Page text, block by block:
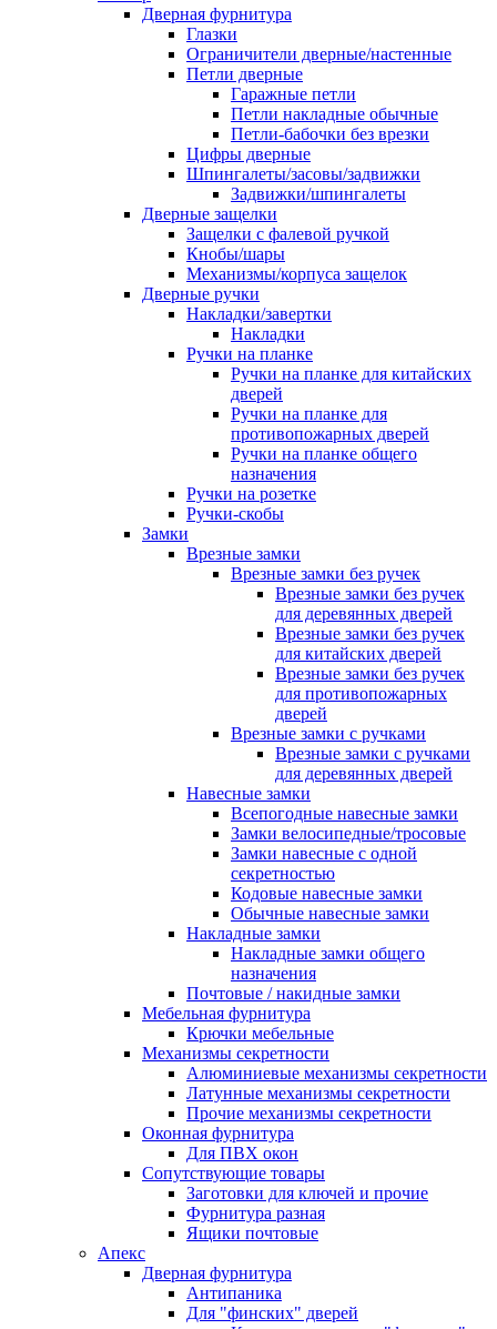
Дверная фурнитура
Глазки
Ограничители дверные/настенные
Петли дверные
Гаражные петли
Петли накладные обычные
Петли-бабочки без врезки
Цифры дверные
Шпингалеты/засовы/задвижки
Задвижки/шпингалеты
Дверные защелки
Защелки с фалевой ручкой
Кнобы/шары
Механизмы/корпуса защелок
Дверные ручки
Накладки/завертки
Накладки
Ручки на планке
Ручки на планке для китайских
дверей
Ручки на планке для
противопожарных дверей
Ручки на планке общего
назначения
Ручки на розетке
Ручки-скобы
Замки
Врезные замки
Врезные замки без ручек
Врезные замки без ручек
для деревянных дверей
Врезные замки без ручек
для китайских дверей
Врезные замки без ручек
для противопожарных
дверей
Врезные замки с ручками
Врезные замки с ручками
для деревянных дверей
Навесные замки
Всепогодные навесные замки
Замки велосипедные/тросовые
Замки навесные с одной
секретностью
Кодовые навесные замки
Обычные навесные замки
Накладные замки
Накладные замки общего
назначения
Почтовые / накидные замки
Мебельная фурнитура
Крючки мебельные
Механизмы секретности
Алюминиевые механизмы секретности
Латунные механизмы секретности
Прочие механизмы секретности
Оконная фурнитура
Для ПВХ окон
Сопутствующие товары
Заготовки для ключей и прочие
Фурнитура разная
Ящики почтовые
Апекс
Дверная фурнитура
Антипаника
Для "финских" дверей